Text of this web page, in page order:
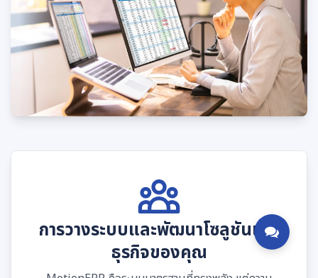
การวางระบบและพัฒนาโซลูชันเพื่อ
ธุรกิจของคุณ